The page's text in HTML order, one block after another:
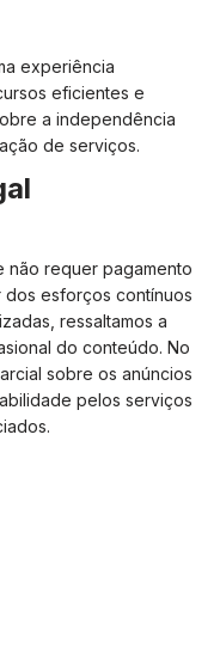
experiência
eficientes e
a independência
de serviços.
não requer pagamento
esforços contínuos
ressaltamos a
do conteúdo. No
sobre os anúncios
pelos serviços